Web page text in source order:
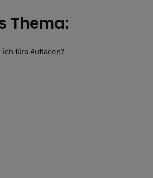
Thema:
fürs Aufladen?